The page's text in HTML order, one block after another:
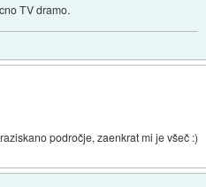
TV dramo.
področje, zaenkrat mi je všeč :)